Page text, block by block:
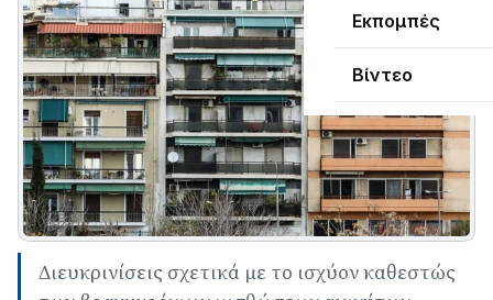
Εκπομπές
Βίντεο
Διευκρινίσεις σχετικά με το ισχύον καθεστώς